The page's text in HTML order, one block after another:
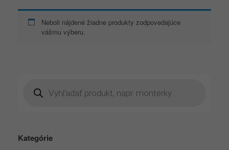
Neboli nájdené žiadne produkty zodpovedajúce
vášmu výberu.
search
Kategórie